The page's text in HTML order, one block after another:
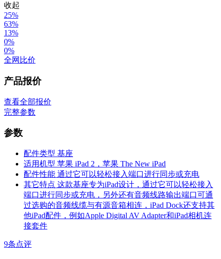
收起
25%
63%
13%
0%
0%
全网比价
产品报价
查看全部报价
完整参数
参数
配件类型 基座
适用机型 苹果 iPad 2，苹果 The New iPad
配件性能 通过它可以轻松接入端口进行同步或充电
其它特点 这款基座专为iPad设计，通过它可以轻松接入
端口进行同步或充电，另外还有音频线路输出端口可通
过选购的音频线缆与有源音箱相连，iPad Dock还支持其
他iPad配件，例如Apple Digital AV Adapter和iPad相机连
接套件
9条点评